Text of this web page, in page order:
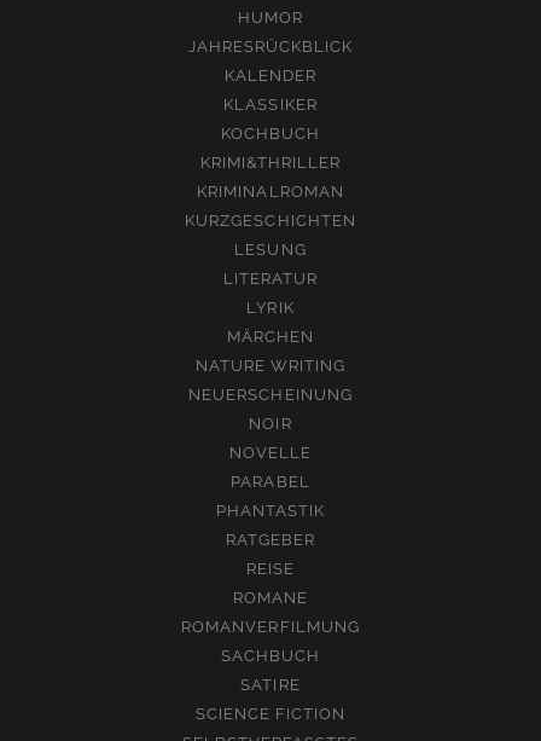
HUMOR
JAHRESRÜCKBLICK
KALENDER
KLASSIKER
KOCHBUCH
KRIMI&THRILLER
KRIMINALROMAN
KURZGESCHICHTEN
LESUNG
LITERATUR
LYRIK
MÄRCHEN
NATURE WRITING
NEUERSCHEINUNG
NOIR
NOVELLE
PARABEL
PHANTASTIK
RATGEBER
REISE
ROMANE
ROMANVERFILMUNG
SACHBUCH
SATIRE
SCIENCE FICTION